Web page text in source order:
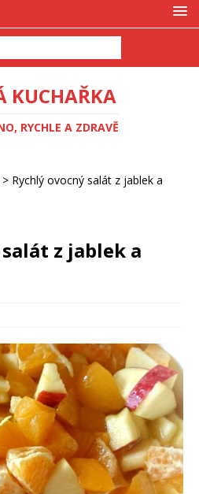
KUCHAŘKA
RYCHLE A ZDRAVĚ
> Rychlý ovocný salát z jablek a
z jablek a